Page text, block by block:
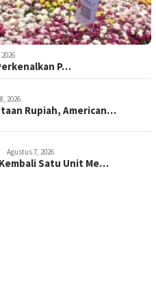
P…
2026
Rupiah, American…
Agustus 7, 2026
Satu Unit Me…